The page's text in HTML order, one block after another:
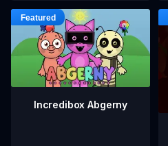
Incredibox Abgerny